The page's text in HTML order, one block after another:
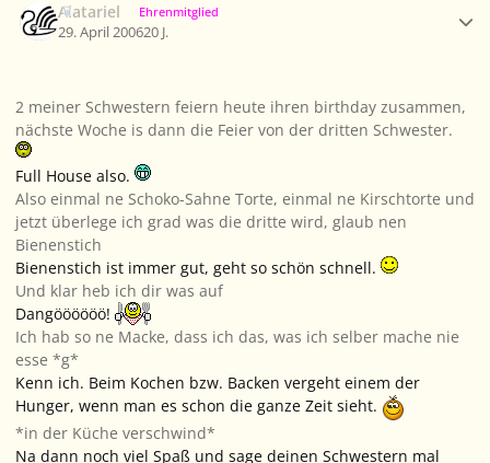
Alatariel Ehrenmitglied
29. April 200620 J.
2 meiner Schwestern feiern heute ihren birthday zusammen,
nächste Woche is dann die Feier von der dritten Schwester.
Full House also.
Also einmal ne Schoko-Sahne Torte, einmal ne Kirschtorte und
jetzt überlege ich grad was die dritte wird, glaub nen
Bienenstich
Bienenstich ist immer gut, geht so schön schnell.
Und klar heb ich dir was auf
Dangöööööö!
Ich hab so ne Macke, dass ich das, was ich selber mache nie
esse *g*
Kenn ich. Beim Kochen bzw. Backen vergeht einem der
Hunger, wenn man es schon die ganze Zeit sieht.
*in der Küche verschwind*
Na dann noch viel Spaß und sage deinen Schwestern mal